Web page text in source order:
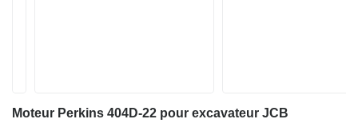
Moteur Perkins 404D-22 pour excavateur JCB